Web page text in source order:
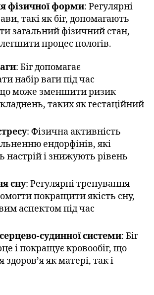
фізичної форми: Регулярні
такі як біг, допомагають
загальний фізичний стан,
процес пологів.
: Біг допомагає
набір ваги під час
що може зменшити ризик
таких як гестаційний
: Фізична активність
ендорфінів, які
і знижують рівень
сну: Регулярні тренування
покращити якість сну,
аспектом під час
судинної системи: Біг
і покращує кровообіг, що
як матері, так і